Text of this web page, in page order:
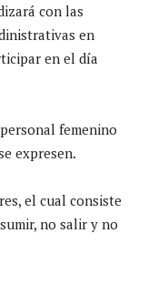
con las
en
en el día
femenino
expresen.
el cual consiste
no salir y no